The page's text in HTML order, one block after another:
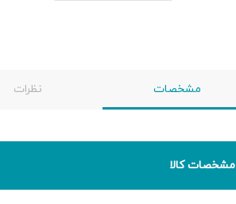
مشخصات نظرات
مشخصات کالا